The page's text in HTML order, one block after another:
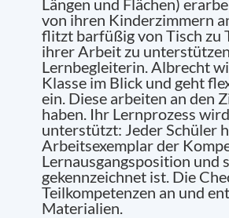
Längen und Flächen)
von ihren Kinderzimmern
flitzt barfüßig von Tisch zu
ihrer Arbeit zu
Lernbegleiterin. Albrecht
Klasse im Blick und geht
ein. Diese arbeiten an den
haben. Ihr Lernprozess
unterstützt: Jeder Schüler
Arbeitsexemplar der
Lernausgangsposition und
gekennzeichnet ist. Die
Teilkompetenzen an und
Materialien.